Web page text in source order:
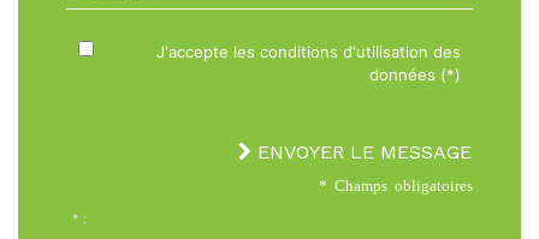
J'accepte les conditions d'utilisation des
données (*)
ENVOYER LE MESSAGE
* Champs obligatoires
* :